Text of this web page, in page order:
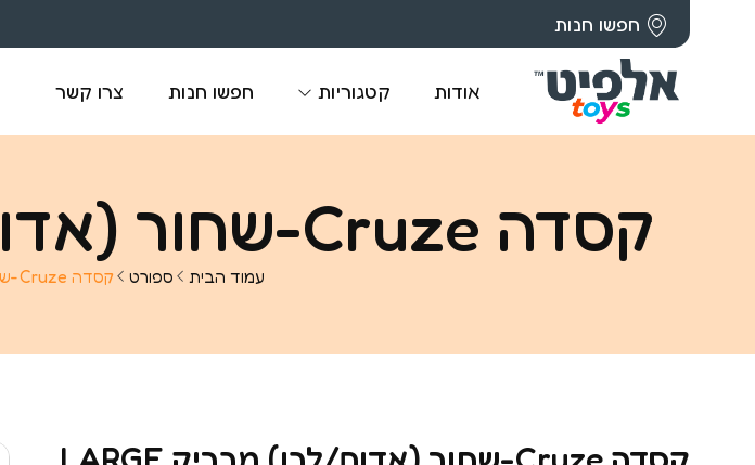
חפשו חנות
אודות קטגוריות חפשו חנות צרו קשר
קסדה Cruze-שחור (אדום/לבן) מבריק LARGE
עמוד הבית ספורט קסדה Cruze-שחור (אדום/לבן) מבריק LARGE